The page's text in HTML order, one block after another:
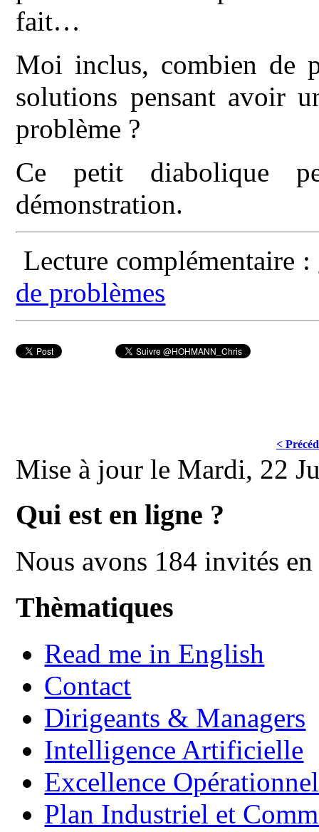
fait…
Moi inclus, combien de
solutions pensant avoir
problème ?
Ce petit diabolique
démonstration.
Lecture complémentaire :
de problèmes
<
Mise à jour le Mardi, 22
Qui est en ligne ?
Nous avons 184 invités
Thèmatiques
Read me in English
Contact
Dirigeants & Managers
Intelligence Artificielle
Excellence
Plan Industriel et